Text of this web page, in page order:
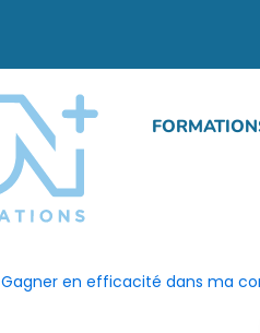
Gagner en efficacité dans ma